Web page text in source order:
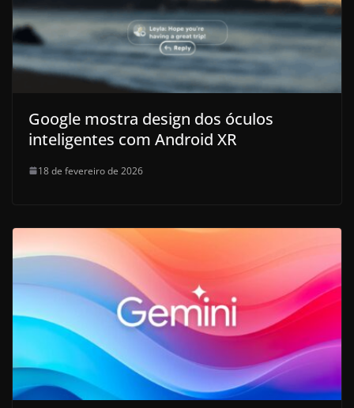
Google mostra design dos óculos
inteligentes com Android XR
18 de fevereiro de 2026